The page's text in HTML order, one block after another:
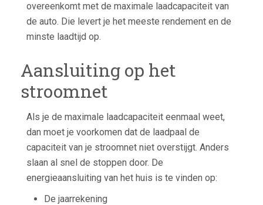
overeenkomt met de maximale laadcapaciteit van
de auto. Die levert je het meeste rendement en de
minste laadtijd op.
Aansluiting op het
stroomnet
Als je de maximale laadcapaciteit eenmaal weet,
dan moet je voorkomen dat de laadpaal de
capaciteit van je stroomnet niet overstijgt. Anders
slaan al snel de stoppen door. De
energieaansluiting van het huis is te vinden op:
De jaarrekening